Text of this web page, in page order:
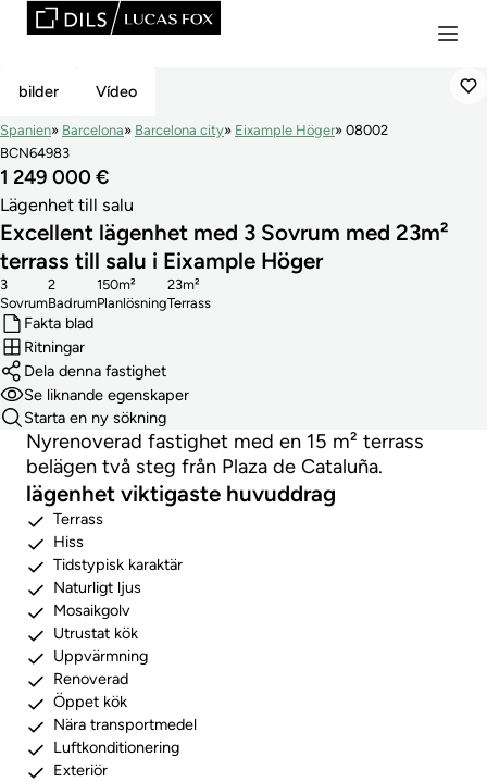
Reducerat Pris
bilder Vídeo
Spanien Barcelona Barcelona city Eixample Höger
08002
BCN64983
1 249 000 €
Lägenhet till salu
Excellent lägenhet med 3 Sovrum med 23m²
terrass till salu i Eixample Höger
Sovrum
3
Badrum
2
Planlösning
150m²
Terrass
23m²
Fakta blad
Ritningar
Dela denna fastighet
Se liknande egenskaper
Starta en ny sökning
Nyrenoverad fastighet med en 15 m² terrass
belägen två steg från Plaza de Cataluña.
lägenhet viktigaste huvuddrag
Terrass
Hiss
Tidstypisk karaktär
Naturligt ljus
Mosaikgolv
Utrustat kök
Uppvärmning
Renoverad
Öppet kök
Nära transportmedel
Luftkonditionering
Exteriör